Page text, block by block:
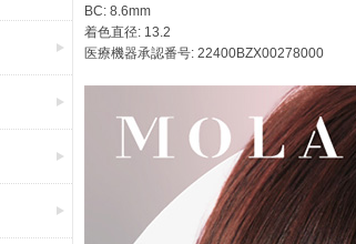
BC: 8.6mm
着色直径: 13.2
医療機器承認番号: 22400BZX00278000